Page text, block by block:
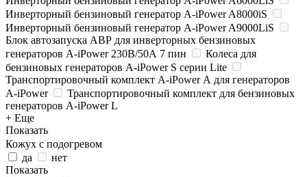
Инверторный бензиновый генератор A-iPower A8000iS
Инверторный бензиновый генератор A-iPower A9000LiS
Блок автозапуска АВР для инверторных бензиновых
генераторов A-iPower 230В/50А 7 пин
Колеса для
бензиновых генераторов A-iPower S серии Lite
Транспортировочный комплект A-iPower А для генераторов
A-iPower
Транспортировочный комплект для бензиновых
генераторов A-iPower L
+ Еще
Показать
Кожух с подогревом
да
нет
Показать